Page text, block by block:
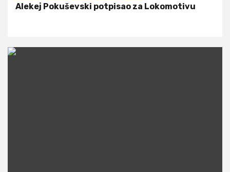
Alekej Pokuševski potpisao za Lokomotivu